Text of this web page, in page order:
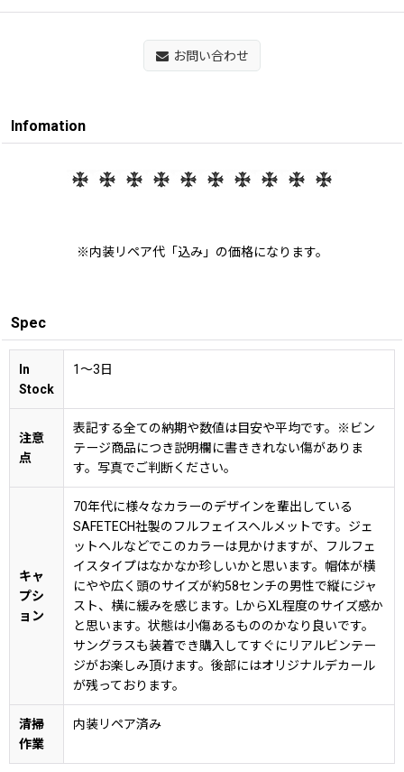
お問い合わせ
Infomation
※内装リペア代「込み」の価格になります。
Spec
In
Stock
1〜3日
注意
点
表記する全ての納期や数値は目安や平均です。※ビン
テージ商品につき説明欄に書ききれない傷がありま
す。写真でご判断ください。
キャ
プシ
ョン
70年代に様々なカラーのデザインを輩出している
SAFETECH社製のフルフェイスヘルメットです。ジェ
ットヘルなどでこのカラーは見かけますが、フルフェ
イスタイプはなかなか珍しいかと思います。帽体が横
にやや広く頭のサイズが約58センチの男性で縦にジャ
スト、横に緩みを感じます。LからXL程度のサイズ感か
と思います。状態は小傷あるもののかなり良いです。
サングラスも装着でき購入してすぐにリアルビンテー
ジがお楽しみ頂けます。後部にはオリジナルデカール
が残っております。
清掃
作業
内装リペア済み